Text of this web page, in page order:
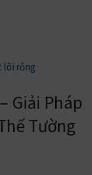
Giải Pháp
Tường